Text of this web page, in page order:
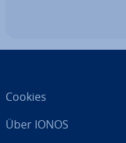
Cookies
Über IONOS